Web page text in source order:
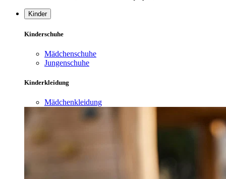
Kinder
Kinderschuhe
Mädchenschuhe
Jungenschuhe
Kinderkleidung
Mädchenkleidung